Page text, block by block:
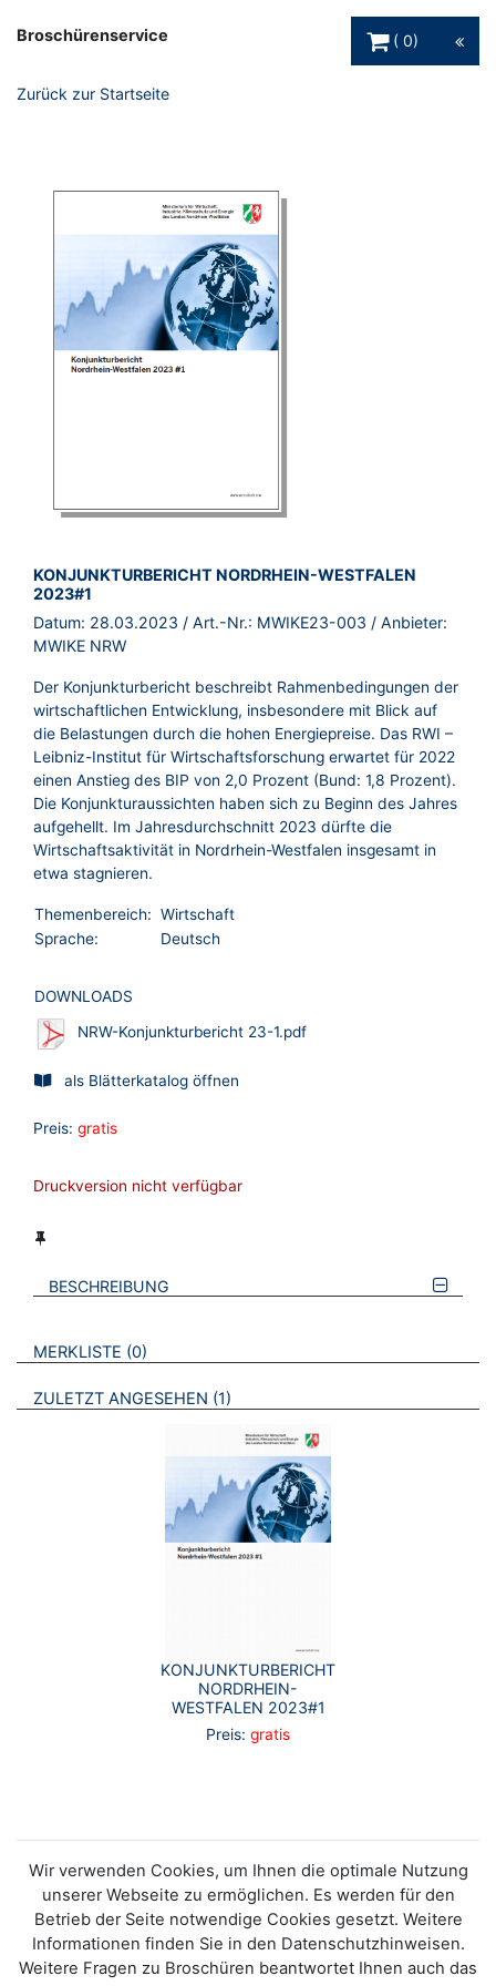
Broschürenservice
0
Zurück zur Startseite
BROSCHÜRE:
KONJUNKTURBERICHT NORDRHEIN-WESTFALEN
2023#1
Datum: 28.03.2023 / Art.-Nr.: MWIKE23-003 / Anbieter:
MWIKE NRW
Der Konjunkturbericht beschreibt Rahmenbedingungen der
wirtschaftlichen Entwicklung, insbesondere mit Blick auf
die Belastungen durch die hohen Energiepreise. Das RWI –
Leibniz-Institut für Wirtschaftsforschung erwartet für 2022
einen Anstieg des BIP von 2,0 Prozent (Bund: 1,8 Prozent).
Die Konjunkturaussichten haben sich zu Beginn des Jahres
aufgehellt. Im Jahresdurchschnitt 2023 dürfte die
Wirtschaftsaktivität in Nordrhein-Westfalen insgesamt in
etwa stagnieren.
Themenbereich: Wirtschaft
Sprache:
Deutsch
DOWNLOADS
NRW-Konjunkturbericht 23-1.pdf
als Blätterkatalog öffnen
Preis: gratis
Druckversion nicht verfügbar
BESCHREIBUNG
VERWEISE AUF VERMERKTE- ODER ZULETZT ANGESEHENE
MERKLISTE 0 BROSCHÜREN
ZULETZT ANGESEHEN 1 BROSCHÜREN
KONJUNKTURBERICHT
NORDRHEIN-
WESTFALEN 2023#1
Preis: gratis
Wir verwenden Cookies, um Ihnen die optimale Nutzung
unserer Webseite zu ermöglichen. Es werden für den
Betrieb der Seite notwendige Cookies gesetzt. Weitere
Informationen finden Sie in den Datenschutzhinweisen.
Weitere Fragen zu Broschüren beantwortet Ihnen auch das